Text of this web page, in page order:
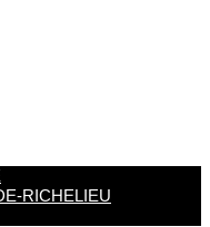
RICHELIEU